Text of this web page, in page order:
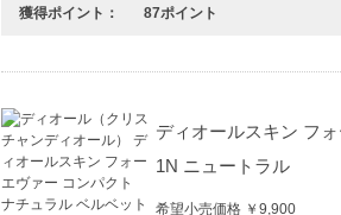
獲得ポイント： 87ポイント
ディオールスキン フ
1N ニュートラル
希望小売価格 ￥9,900